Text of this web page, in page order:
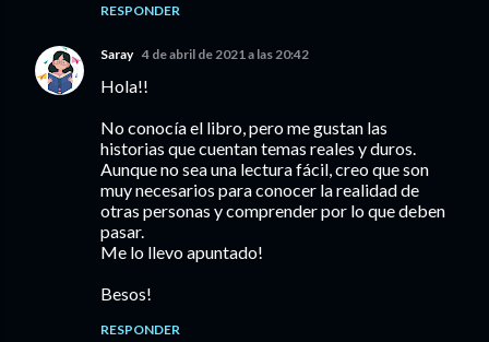
RESPONDER
Saray 4 de abril de 2021 a las 20:42
Hola!!
No conocía el libro, pero me gustan las
historias que cuentan temas reales y duros.
Aunque no sea una lectura fácil, creo que son
muy necesarios para conocer la realidad de
otras personas y comprender por lo que deben
pasar.
Me lo llevo apuntado!
Besos!
RESPONDER